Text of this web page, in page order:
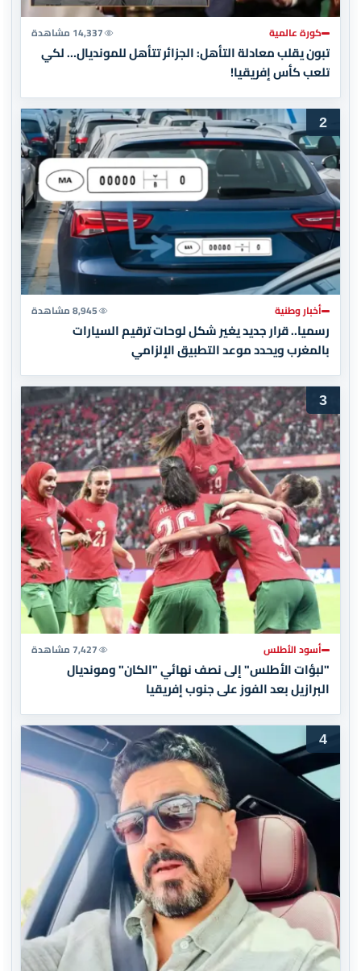
كورة عالمية 14,337 مشاهدة
تبون يقلب معادلة التأهل: الجزائر تتأهل للمونديال… لكي
تلعب كأس إفريقيا!
2
أخبار وطنية 8,945 مشاهدة
رسميا.. قرار جديد يغير شكل لوحات ترقيم السيارات
بالمغرب ويحدد موعد التطبيق الإلزامي
3
أسود الأطلس 7,427 مشاهدة
"لبؤات الأطلس" إلى نصف نهائي "الكان" ومونديال
البرازيل بعد الفوز على جنوب إفريقيا
4